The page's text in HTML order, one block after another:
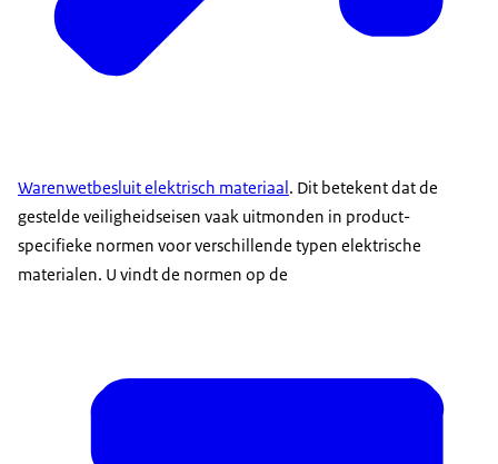
Warenwetbesluit elektrisch materiaal. Dit betekent dat de
gestelde veiligheidseisen vaak uitmonden in product-
specifieke normen voor verschillende typen elektrische
materialen. U vindt de normen op de